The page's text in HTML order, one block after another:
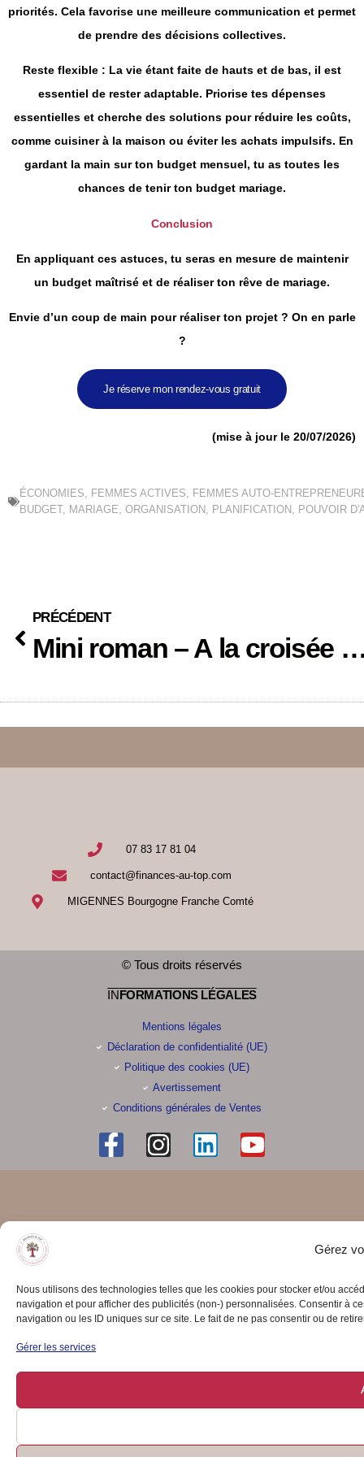
Gérez
Nous utilisons des technologies telles que les cookies pour stocker et/ou
navigation et pour afficher des publicités (non-) personnalisées. Consentir à
navigation ou les ID uniques sur ce site. Le fait de ne pas consentir ou de
Gérer les services
priorités. Cela favorise une meilleure communication et permet
de prendre des décisions collectives.
Reste flexible : La vie étant faite de hauts et de bas, il est
essentiel de rester adaptable. Priorise tes dépenses
essentielles et cherche des solutions pour réduire les coûts,
comme cuisiner à la maison ou éviter les achats impulsifs. En
gardant la main sur ton budget mensuel, tu as toutes les
chances de tenir ton budget mariage.
Conclusion
En appliquant ces astuces, tu seras en mesure de maintenir
un budget maîtrisé et de réaliser ton rêve de mariage.
Envie d’un coup de main pour réaliser ton projet ? On en parle
?
Je réserve mon rendez-vous gratuit
(mise à jour le 20/07/2026)
ÉCONOMIES FEMMES ACTIVES
FEMMES AUTO-
BUDGET, MARIAGE ORGANISATION PLANIFICATION POUVOIR
PRÉCÉDENT
Mini roman – A la croisée des
07 83 17 81 04
contact@finances-au-top.com
MIGENNES Bourgogne Franche Comté
© Tous droits réservés
INFORMATIONS LÉGALES
Mentions légales
Déclaration de confidentialité (UE)
Politique des cookies (UE)
Avertissement
Conditions générales de Ventes